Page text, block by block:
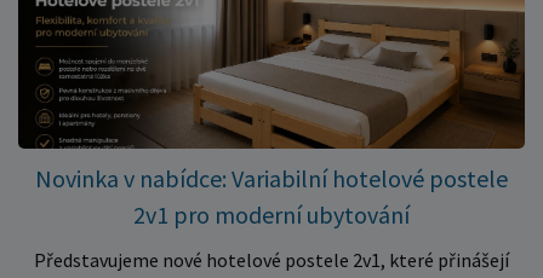
– jen 399 Kč Využijte této mimořádné nabídky a pořiďte
kvalitní matraci za cenu, která patří k nejvýhodnějším na
trhu. Akce platí pouze do vyprodání zásob. Nakupujte chytře a
ušetřete!
Novinka v nabídce: Variabilní hotelové postele
2v1 pro moderní ubytování
Představujeme nové hotelové postele 2v1, které přinášejí